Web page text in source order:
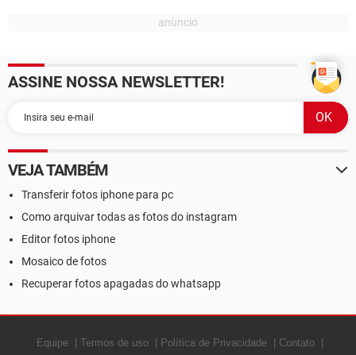
ASSINE NOSSA NEWSLETTER!
VEJA TAMBÉM
Transferir fotos iphone para pc
Como arquivar todas as fotos do instagram
Editor fotos iphone
Mosaico de fotos
Recuperar fotos apagadas do whatsapp
Equipe Termos de uso Política de Privacidade Contato